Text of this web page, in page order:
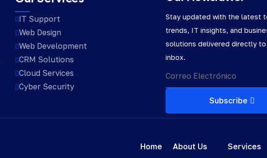
IT Support
Web Design
Web Development
CRM Solutions
Cloud Services
Cyber Security
Stay updated with the latest
trends, IT insights, and
solutions delivered directly to
inbox.
Subscribe
Home About Us Services